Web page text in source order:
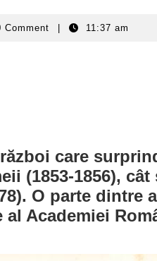
Comment 11:37 am
care
(1853-1856),
O parte dintre
Academiei